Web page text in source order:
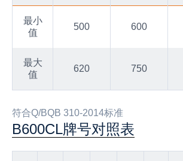
最小
值
500 600
最大
值
620 750
符合Q/BQB 310-2014标准
B600CL牌号对照表